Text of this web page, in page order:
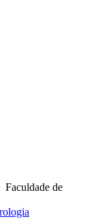
Faculdade de